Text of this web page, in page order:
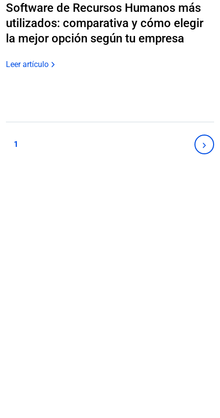
Software de Recursos Humanos más
utilizados: comparativa y cómo elegir
la mejor opción según tu empresa
Leer artículo
de
1